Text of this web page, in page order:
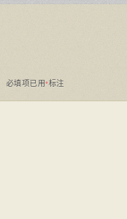
必填项已用*标注